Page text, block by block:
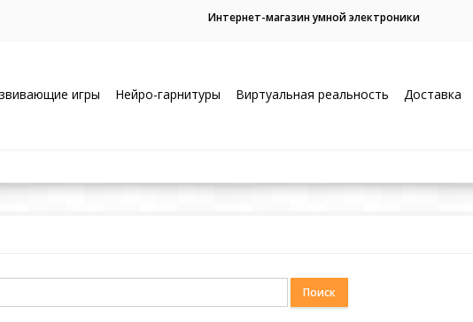
Интернет-магазин умной электроники
игры Нейро-гарнитуры Виртуальная реальность Доставка